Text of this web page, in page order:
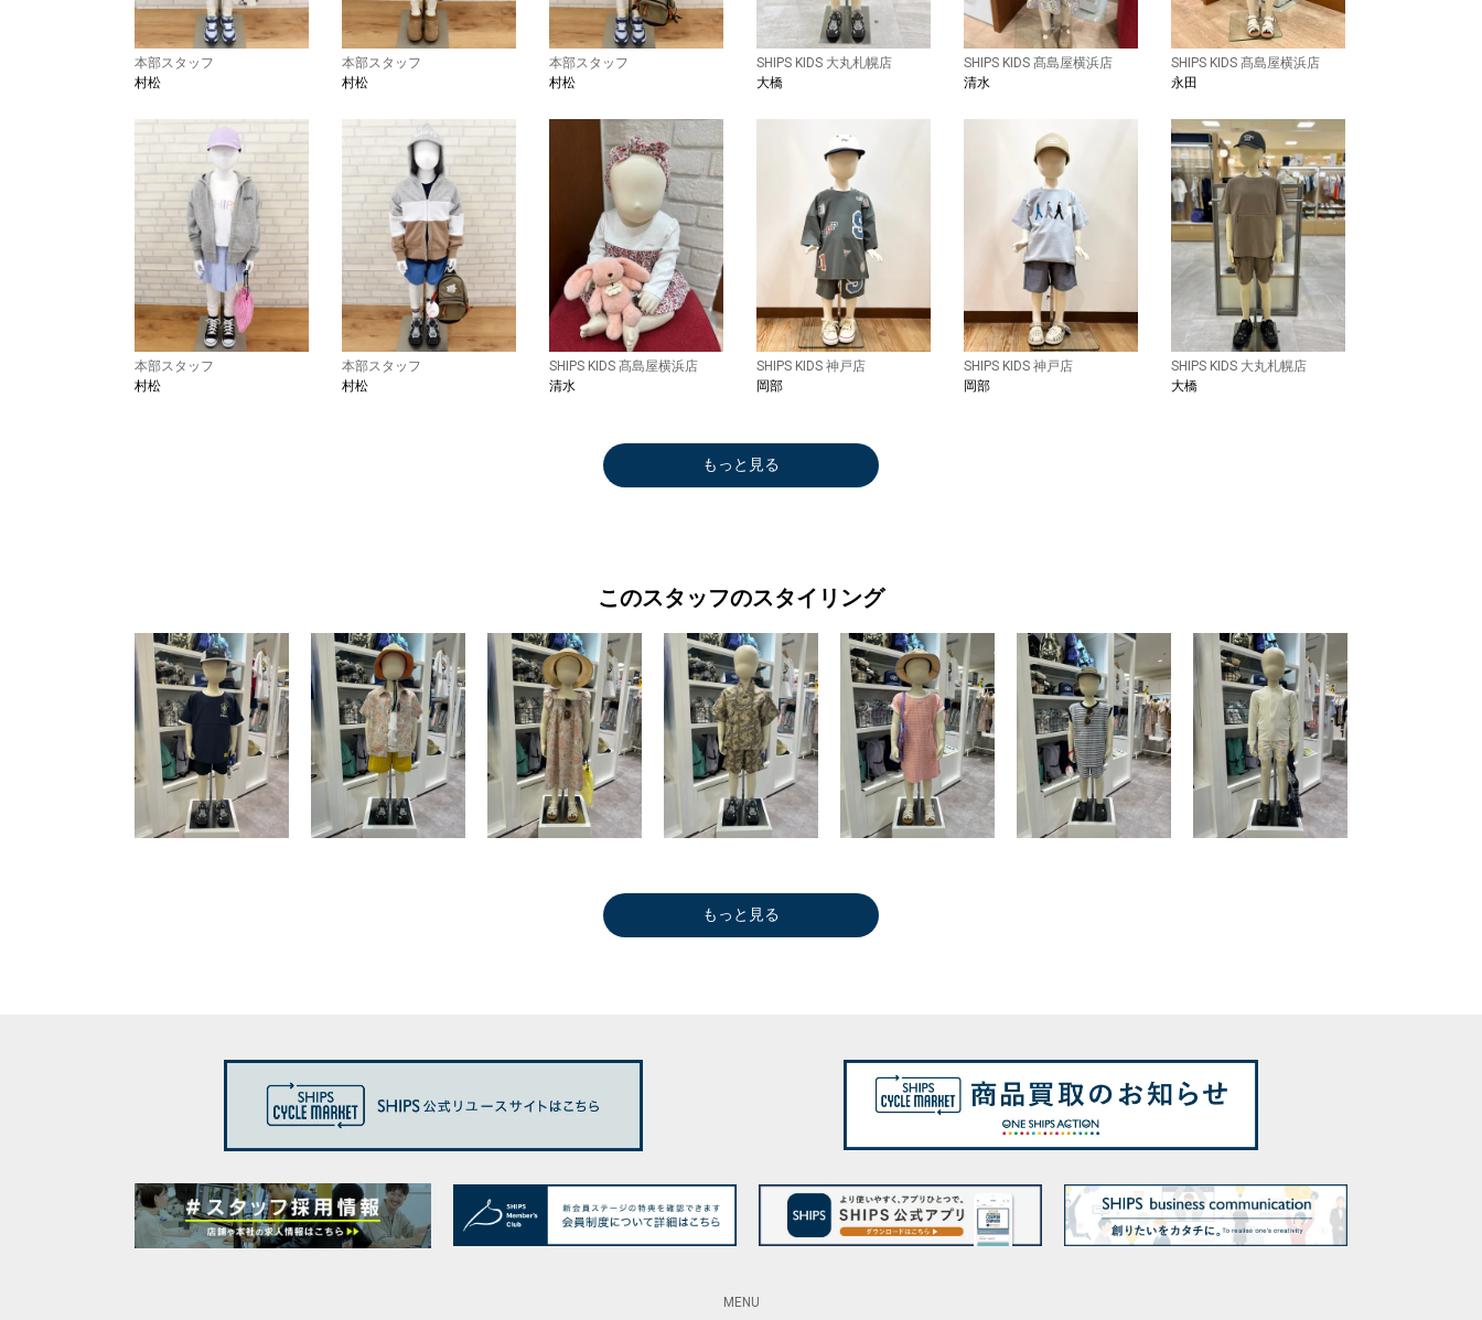
本部スタッフ
村松
本部スタッフ
村松
本部スタッフ
村松
SHIPS KIDS 大丸札幌店
大橋
SHIPS KIDS 髙島屋横浜店
清水
SHIPS KIDS 髙島屋横浜店
永田
本部スタッフ
村松
本部スタッフ
村松
SHIPS KIDS 髙島屋横浜店
清水
SHIPS KIDS 神戸店
岡部
SHIPS KIDS 神戸店
岡部
SHIPS KIDS 大丸札幌店
大橋
もっと見る
このスタッフのスタイリング
もっと見る
MENU